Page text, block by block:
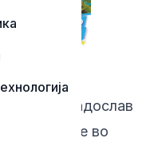
Радослав
помагање во